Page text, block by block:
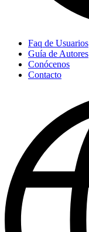
Faq de Usuarios
Guía de Autores
Conócenos
Contacto